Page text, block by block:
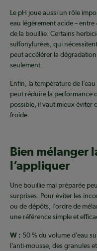
Le pH joue aussi un rôle
eau légèrement acide –
de la bouillie. Certains
sulfonylurées, qui
peut accélérer la
seulement.
Enfin, la température de
peut réduire la performance
possible, il vaut mieux éviter
froide.
Bien mélanger
l’appliquer
Une bouillie mal préparée
surprises. Pour éviter les
ou de dépôts, l’ordre de
une référence simple et
W : 50 % du volume d’eau
l’anti-mousse, des granules